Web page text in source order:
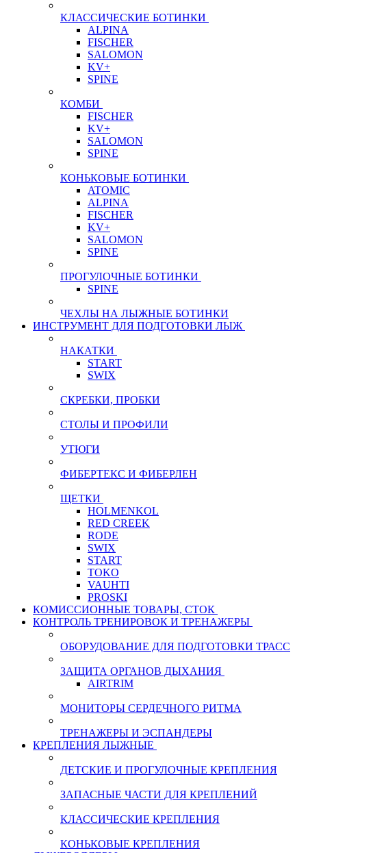
КЛАССИЧЕСКИЕ БОТИНКИ
ALPINA
FISCHER
SALOMON
KV+
SPINE
КОМБИ
FISCHER
KV+
SALOMON
SPINE
КОНЬКОВЫЕ БОТИНКИ
ATOMIC
ALPINA
FISCHER
KV+
SALOMON
SPINE
ПРОГУЛОЧНЫЕ БОТИНКИ
SPINE
ЧЕХЛЫ НА ЛЫЖНЫЕ БОТИНКИ
ИНСТРУМЕНТ ДЛЯ ПОДГОТОВКИ ЛЫЖ
НАКАТКИ
START
SWIX
СКРЕБКИ, ПРОБКИ
СТОЛЫ И ПРОФИЛИ
УТЮГИ
ФИБЕРТЕКС И ФИБЕРЛЕН
ЩЕТКИ
HOLMENKOL
RED CREEK
RODE
SWIX
START
TOKO
VAUHTI
PROSKI
КОМИССИОННЫЕ ТОВАРЫ, СТОК
КОНТРОЛЬ ТРЕНИРОВОК И ТРЕНАЖЕРЫ
ОБОРУДОВАНИЕ ДЛЯ ПОДГОТОВКИ ТРАСС
ЗАЩИТА ОРГАНОВ ДЫХАНИЯ
AIRTRIM
МОНИТОРЫ СЕРДЕЧНОГО РИТМА
ТРЕНАЖЕРЫ И ЭСПАНДЕРЫ
КРЕПЛЕНИЯ ЛЫЖНЫЕ
ДЕТСКИЕ И ПРОГУЛОЧНЫЕ КРЕПЛЕНИЯ
ЗАПАСНЫЕ ЧАСТИ ДЛЯ КРЕПЛЕНИЙ
КЛАССИЧЕСКИЕ КРЕПЛЕНИЯ
КОНЬКОВЫЕ КРЕПЛЕНИЯ